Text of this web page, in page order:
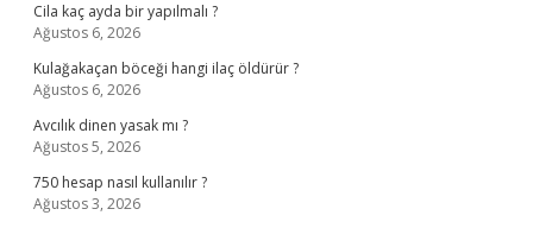
Cila kaç ayda bir yapılmalı ?
Ağustos 6, 2026
Kulağakaçan böceği hangi ilaç öldürür ?
Ağustos 6, 2026
Avcılık dinen yasak mı ?
Ağustos 5, 2026
750 hesap nasıl kullanılır ?
Ağustos 3, 2026